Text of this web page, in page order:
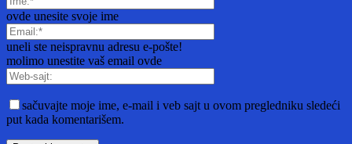
ovde unesite svoje ime
uneli ste neispravnu adresu e-pošte!
molimo unestite vaš email ovde
sačuvajte moje ime, e-mail i veb sajt u ovom pregledniku sledeći
put kada komentarišem.